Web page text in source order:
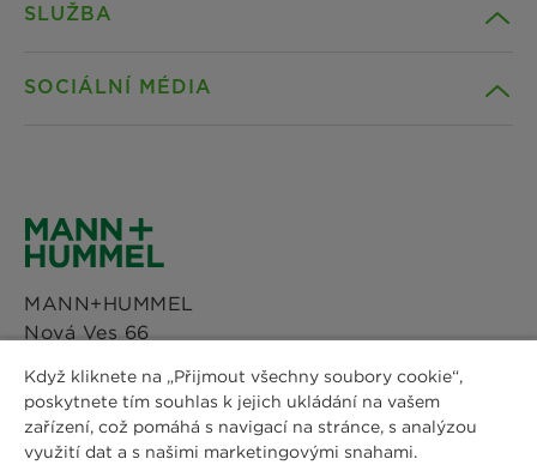
Novinky a tisk
Lokace
SLUŽBA
Prohlášení o ochraně os. údajů
O nás
Nastavení souborů cookie
Právní upozornění
SOCIÁLNÍ MÉDIA
Instagram
LinkedIn
YouTube
MANN+HUMMEL
Nová Ves 66
Telefon: +420 568 898 111
Lokace
Když kliknete na „Přijmout všechny soubory cookie“,
poskytnete tím souhlas k jejich ukládání na vašem
zařízení, což pomáhá s navigací na stránce, s analýzou
využití dat a s našimi marketingovými snahami.